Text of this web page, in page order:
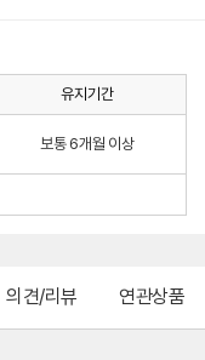
유지기간
보통 6개월 이상
의견/리뷰 연관상품